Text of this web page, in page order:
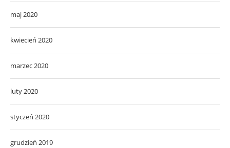
maj 2020
kwiecień 2020
marzec 2020
luty 2020
styczeń 2020
grudzień 2019